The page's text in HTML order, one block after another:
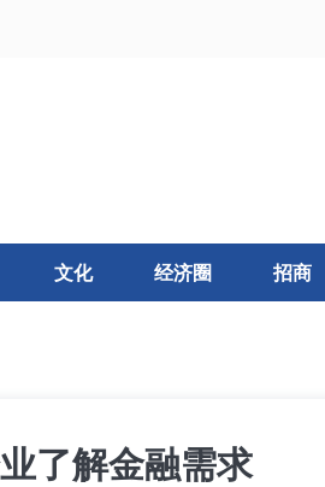
文化 经济圈 招商
了解金融需求